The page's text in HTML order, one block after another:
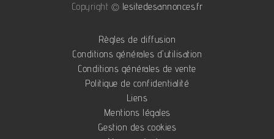
Copyright © lesitedesannonces.fr
Règles de diffusion
Conditions générales d'utilisation
Conditions générales de vente
Politique de confidentialité
Liens
Mentions légales
Gestion des cookies